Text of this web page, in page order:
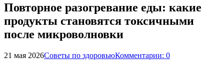
Повторное разогревание еды: какие
продукты становятся токсичными
после микроволновки
21 мая 2026Советы по здоровьюКомментарии: 0